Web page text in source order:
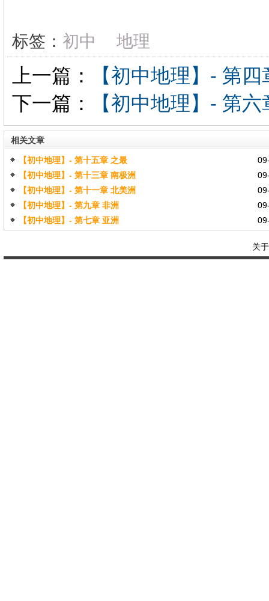
标签： 初中 地理
上一篇：
【初中地理】- 第
下一篇：
【初中地理】- 第
相关文章
【初中地理】- 第十五章 之最
【初中地理】- 第十三章 南极洲
【初中地理】- 第十一章 北美洲
【初中地理】- 第九章 非洲
【初中地理】- 第七章 亚洲
关